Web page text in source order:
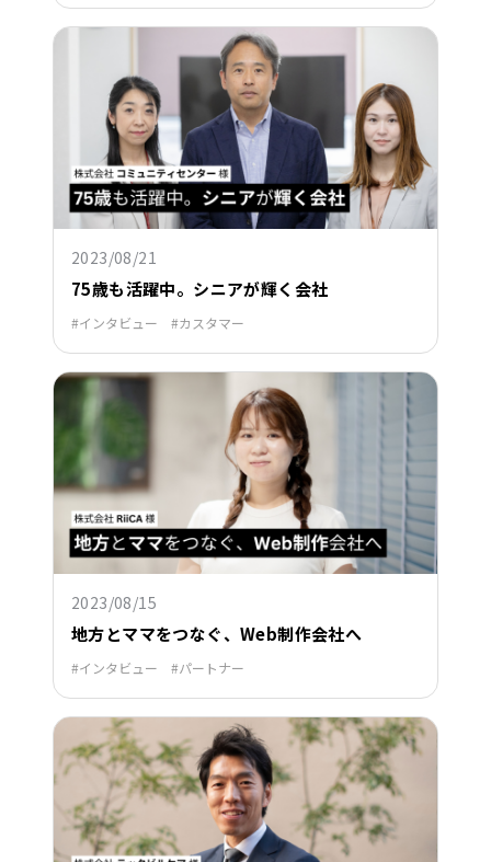
2023/08/21
75歳も活躍中。シニアが輝く会社
インタビュー カスタマー
2023/08/15
地方とママをつなぐ、Web制作会社へ
インタビュー パートナー